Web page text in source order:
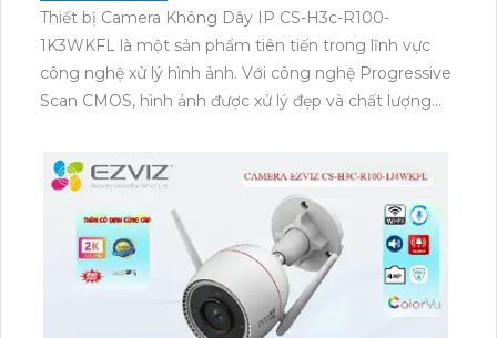
Thiết bị Camera Không Dây IP CS-H3c-R100-
1K3WKFL là một sản phẩm tiên tiến trong lĩnh vực
công nghệ xử lý hình ảnh. Với công nghệ Progressive
Scan CMOS, hình ảnh được xử lý đẹp và chất lượng
Hồng Ngoại với khoảng cách lên đến 30m, cho phép
quan sát trong điều kiện ánh sáng yếu. Sử dụng công
nghệ IP Wifi, Camera chụp hình rõ nét và đảm bảo
chất lượng với độ phân giải 3.0 MP. Ngoài ra, thiết bị
hổ trợ thẻ nhớ và công nghệ nhìn đêm chất lượng,
giúp phát hiện và ghi lại các hình ảnh rõ nét ngay cả